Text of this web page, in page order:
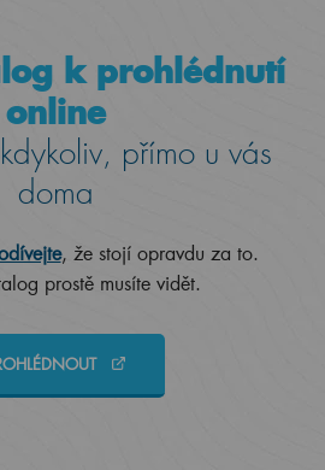
k prohlédnutí
online
přímo u vás
doma
, že stojí opravdu za to.
prostě musíte vidět.